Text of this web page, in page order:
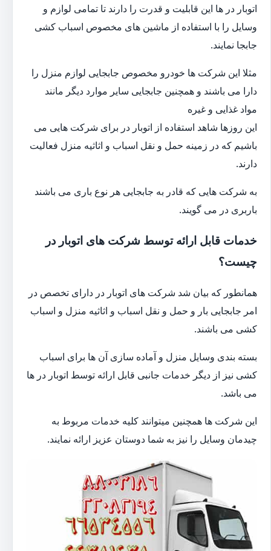
اتوبار در ها این قابلیت و قدرت را دارند تا تمامی لوازم و
وسایل را با استفاده از ماشین های مخصوص اسباب کشی
جابجا نمایند.
مثلا این شرکت ها خودرو مخصوص جابجایی لوازم منزل را
دارا می باشند و همچنین جابجایی سایر موارد دیگر مانند
مواد غذایی و غیره
این روزها شاهد استفاده از اتوبار در برای شرکت هایی می
باشیم که در زمینه حمل و نقل اسباب و اثاثیه منزل فعالیت
دارند.
به شرکت هایی که قادر به جابجایی هر نوع باری می باشند
باربری در می گویند.
خدمات قابل ارائه توسط شرکت های اتوبار در
چیست؟
همانطور که بیان شد شرکت های اتوبار در دارای تخصص در
امر جابجایی بار و حمل و نقل اسباب و اثاثیه منزل و اسباب
کشی می باشند.
بسته بندی وسایل منزل و آماده سازی آن ها برای اسباب
کشی نیز از دیگر خدمات جانبی قابل ارائه توسط اتوبار در ها
می باشد.
این شرکت ها همچنین میتوانند کلیه خدمات مربوط به
چیدمان وسایل را نیز به شما دوستان عزیز ارائه نمایند.